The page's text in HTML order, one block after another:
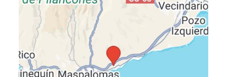
posedením
Economy izba , dvojlôžková izba, cca. 23 m²,
Kombinovaná obývacia izba, Klimatizácia: zadarmo,
individuálne nastaviteľná, Vybavenie na čaj, kanvica,
Minibar: za poplatok, Voda: bez poplatku, Telefón,